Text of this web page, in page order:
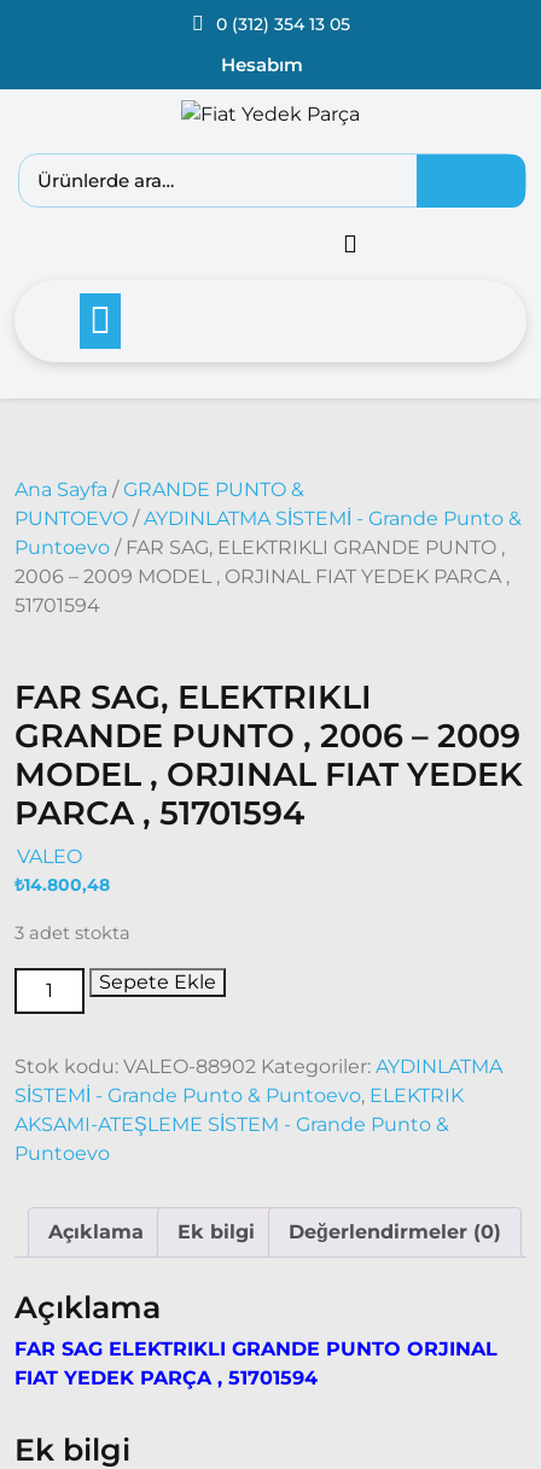
0 (312) 354 13 05
Hesabım
Fiat
Doblo
Doblo
2000 –
2005
2006 –
2012
Modeller
Doblo
2010 –
2014
Modeller
Doblo
2022
Doblo
2022
ve Üstü
Doğan
– Şahin –
Kartal
Fiat
Ducato
1997-
2001
Modeller
2001 –
Ana Sayfa /GRANDE PUNTO &
PUNTOEVO /AYDINLATMA SİSTEMİ - Grande Punto &
Puntoevo / FAR SAG, ELEKTRIKLI GRANDE PUNTO ,
2006 – 2009 MODEL , ORJINAL FIAT YEDEK PARCA ,
51701594
FAR SAG, ELEKTRIKLI
GRANDE PUNTO , 2006 – 2009
MODEL , ORJINAL FIAT YEDEK
PARCA , 51701594
VALEO
₺14.800,48
3 adet stokta
Sepete Ekle
Stok kodu: VALEO-88902 Kategoriler: AYDINLATMA
SİSTEMİ - Grande Punto & Puntoevo, ELEKTRIK
AKSAMI-ATEŞLEME SİSTEM - Grande Punto &
Puntoevo
Açıklama Ek bilgi Değerlendirmeler (0)
Açıklama
FAR SAG ELEKTRIKLI GRANDE PUNTO ORJINAL
FIAT YEDEK PARÇA , 51701594
Ek bilgi